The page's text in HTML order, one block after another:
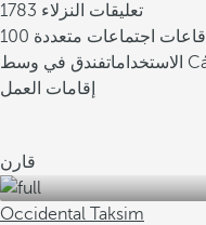
1783 تعليقات النزلاء
قاعات اجتماعات متعددة
الاستخداماتفندق في وسط Cádiz مثالي للأزواج أو العائلات أو
إقامات العمل
قارن
Occidental Taksim